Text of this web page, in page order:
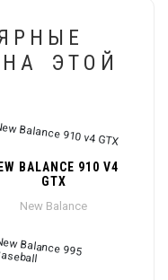
НА ЭТОЙ
BALANCE 910 V4
GTX
New Balance